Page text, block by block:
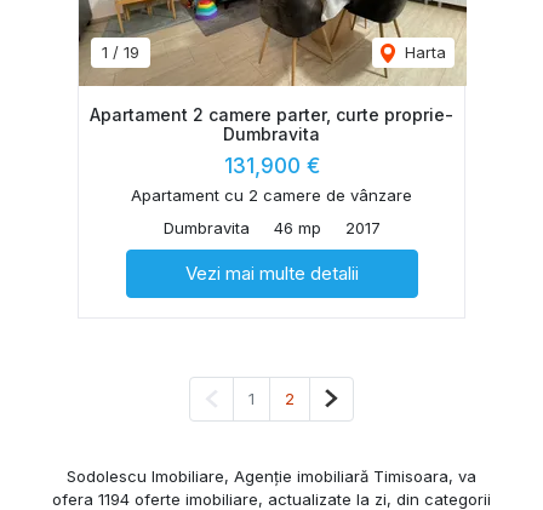
1 / 19 Harta
Apartament 2 camere parter, curte proprie-
Dumbravita
131,900 €
Apartament cu 2 camere de vânzare
Dumbravita
46 mp 2017
Vezi mai multe detalii
Pagina anterioară
1 2 Pagina următoare
Sodolescu Imobiliare, Agenție imobiliară Timisoara, va
ofera 1194 oferte imobiliare, actualizate la zi, din categorii